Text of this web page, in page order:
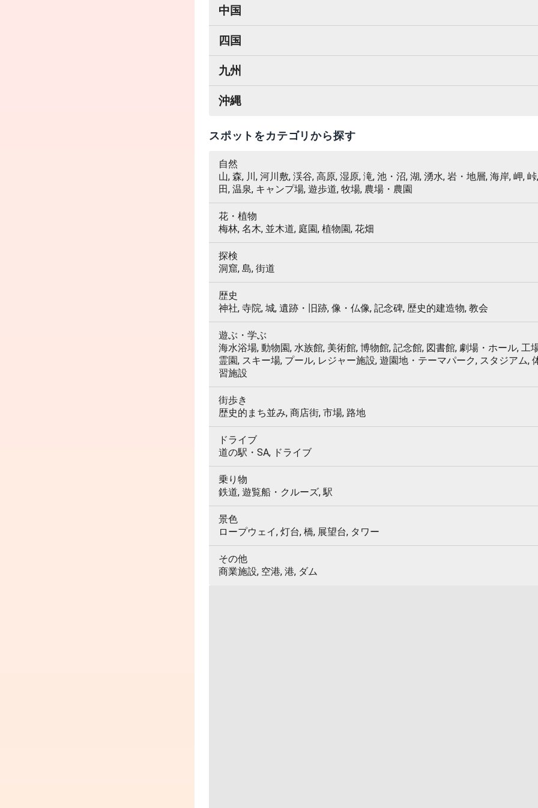
中国
四国
九州
沖縄
スポットをカテゴリから探す
自然
山, 森, 川, 河川敷, 渓谷, 高原, 湿原, 滝, 池・沼, 湖, 湧水, 岩・地層, 海岸, 岬,
田, 温泉, キャンプ場, 遊歩道, 牧場, 農場・農園
花・植物
梅林, 名木, 並木道, 庭園, 植物園, 花畑
探検
洞窟, 島, 街道
歴史
神社, 寺院, 城, 遺跡・旧跡, 像・仏像, 記念碑, 歴史的建造物, 教会
遊ぶ・学ぶ
海水浴場, 動物園, 水族館, 美術館, 博物館, 記念館, 図書館, 劇場・ホール, 工
霊園, スキー場, プール, レジャー施設, 遊園地・テーマパーク, スタジアム,
習施設
街歩き
歴史的まち並み, 商店街, 市場, 路地
ドライブ
道の駅・SA, ドライブ
乗り物
鉄道, 遊覧船・クルーズ, 駅
景色
ロープウェイ, 灯台, 橋, 展望台, タワー
その他
商業施設, 空港, 港, ダム